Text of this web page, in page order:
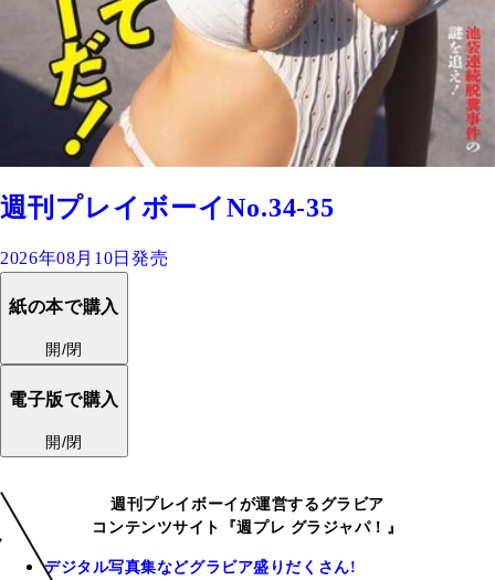
週刊プレイボーイNo.34-35
2026年08月10日発売
紙の本で購入
開/閉
電子版で購入
開/閉
週刊プレイボーイが運営するグラビア
コンテンツサイト『週プレ グラジャパ！』
デジタル写真集などグラビア盛りだくさん!